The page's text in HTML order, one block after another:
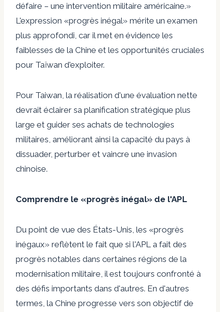
défaire – une intervention militaire américaine.»
L'expression «progrès inégal» mérite un examen
plus approfondi, car il met en évidence les
faiblesses de la Chine et les opportunités cruciales
pour Taïwan d'exploiter.
Pour Taiwan, la réalisation d'une évaluation nette
devrait éclairer sa planification stratégique plus
large et guider ses achats de technologies
militaires, améliorant ainsi la capacité du pays à
dissuader, perturber et vaincre une invasion
chinoise.
Comprendre le «progrès inégal» de l'APL
Du point de vue des États-Unis, les «progrès
inégaux» reflètent le fait que si l'APL a fait des
progrès notables dans certaines régions de la
modernisation militaire, il est toujours confronté à
des défis importants dans d'autres. En d'autres
termes, la Chine progresse vers son objectif de